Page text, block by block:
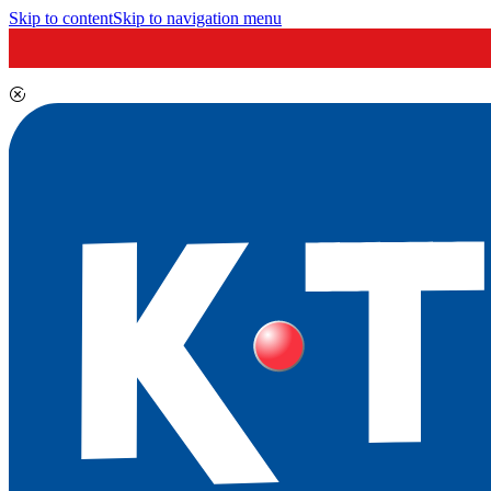
Skip to contentSkip to navigation menu